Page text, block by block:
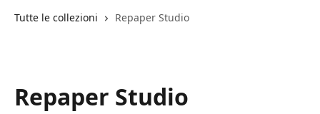
Tutte le collezioni Repaper Studio
Repaper Studio